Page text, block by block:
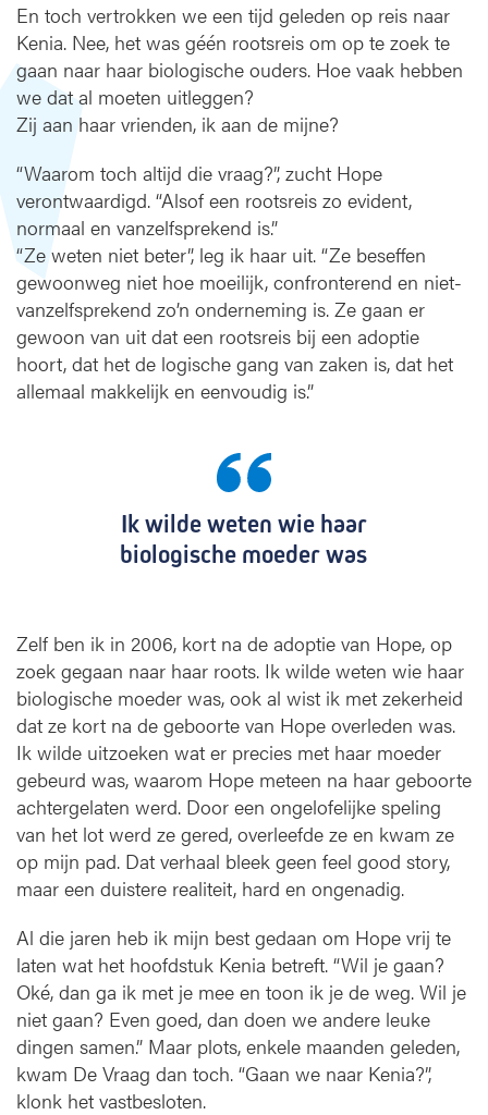
r
e
e
n
g
e
l
f
e
l
i
k
i
n
g
n
h
e
t
l
o
t
k
w
a
m
e
o
p
m
i
j
n
En toch vertrokken we een tijd geleden op reis naar
Kenia. Nee, het was géén rootsreis om op te zoek te
gaan naar haar biologische ouders. Hoe vaak hebben
we dat al moeten uitleggen?
Zij aan haar vrienden, ik aan de mijne?
“Waarom toch altijd die vraag?”, zucht Hope
verontwaardigd. “Alsof een rootsreis zo evident,
normaal en vanzelfsprekend is.”
“Ze weten niet beter”, leg ik haar uit. “Ze beseffen
gewoonweg niet hoe moeilijk, confronterend en niet-
vanzelfsprekend zo’n onderneming is. Ze gaan er
gewoon van uit dat een rootsreis bij een adoptie
hoort, dat het de logische gang van zaken is, dat het
allemaal makkelijk en eenvoudig is.”
Ik wilde weten wie haar
biologische moeder was
Zelf ben ik in 2006, kort na de adoptie van Hope, op
zoek gegaan naar haar roots. Ik wilde weten wie haar
biologische moeder was, ook al wist ik met zekerheid
dat ze kort na de geboorte van Hope overleden was.
Ik wilde uitzoeken wat er precies met haar moeder
gebeurd was, waarom Hope meteen na haar geboorte
achtergelaten werd. Door een ongelofelijke speling
van het lot werd ze gered, overleefde ze en kwam ze
op mijn pad. Dat verhaal bleek geen feel good story,
maar een duistere realiteit, hard en ongenadig.
Al die jaren heb ik mijn best gedaan om Hope vrij te
laten wat het hoofdstuk Kenia betreft. “Wil je gaan?
Oké, dan ga ik met je mee en toon ik je de weg. Wil je
niet gaan? Even goed, dan doen we andere leuke
dingen samen.” Maar plots, enkele maanden geleden,
kwam De Vraag dan toch. “Gaan we naar Kenia?”,
klonk het vastbesloten.